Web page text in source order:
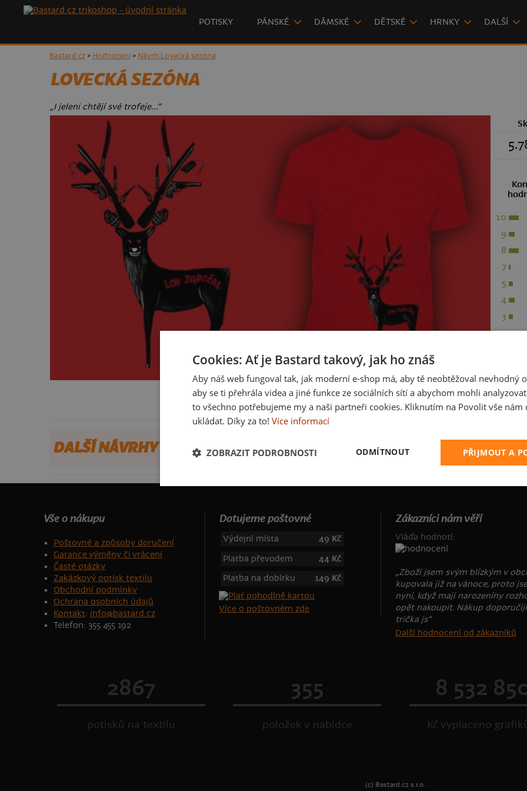
POTISKY PÁNSKÉ DÁMSKÉ DĚTSKÉ HRNKY DALŠÍ
Bastard.cz> Hodnocení> Návrh Lovecká sezóna
LOVECKÁ SEZÓNA
„I jeleni chtějí své trofeje...“
10
9
8
7
5
4
3
2
DALŠÍ NÁVRHY OD JANAC
Vše o nákupu
Poštovné a způsoby doručení
Garance výměny či vrácení
Časté otázky
Zakázkový potisk textilu
Obchodní podmínky
Ochrana osobních údajů
Kontakt: info@bastard.cz
Telefon: 355 455 192
Dotujeme poštovné
Výdejní místa
49 Kč
Platba převodem
44 Kč
Platba na dobírku
149 Kč
Více o poštovném zde
Zákazníci nám věří
Vláďa hodnotí:
„Zboží jsem svým blízkým v
kupovala již na vánoce, proto
nyní, když mají narozeniny
opět nakoupit. Nákup
trička js“
Další hodnocení od zákazníků
2867
potisků na textilu
355
položek v nabídce
8 532
Kč vyplaceno
(c) Bastard.cz s.r.o.
Cookies: Ať je Bastard takový, jak ho znáš
Aby náš web fungoval tak, jak moderní e-shop má, aby tě neobtěžoval nevhodný
aby se ti přehrála videa a jiné funkce ze sociálních sítí a abychom mohli
to všechno potřebujeme my a naši partneři cookies. Kliknutím na Povolit vše nám
ukládat. Díky za to! Více informací
PŘIJMOUT A
ODMÍTNOUT
ZOBRAZIT PODROBNOSTI